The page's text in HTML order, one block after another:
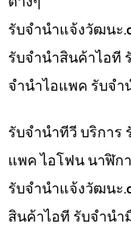
รับจํานําแจ้งวัฒนะ
รับจำนำสินค้าไอที
จำนำไอแพค รับจำ
รับจำนำทีวี บริการ
แพค ไอโฟน นาฬิก
รับจํานําแจ้งวัฒนะ
สินค้าไอที รับจำน